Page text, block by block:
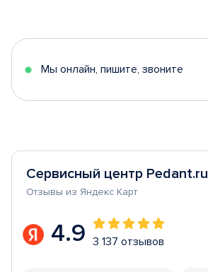
5
Мы онлайн, пишите, звоните
Сервисный центр Pedant.ru
Отзывы из Яндекс Карт
4.9 3 137 отзывов